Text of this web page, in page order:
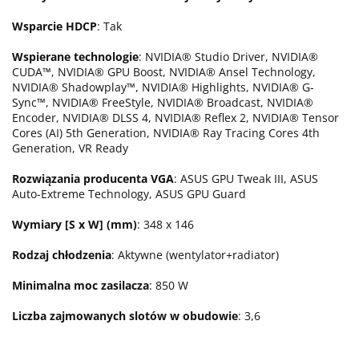
Wsparcie HDCP: Tak
Wspierane technologie: NVIDIA® Studio Driver, NVIDIA®
CUDA™, NVIDIA® GPU Boost, NVIDIA® Ansel Technology,
NVIDIA® Shadowplay™, NVIDIA® Highlights, NVIDIA® G-
Sync™, NVIDIA® FreeStyle, NVIDIA® Broadcast, NVIDIA®
Encoder, NVIDIA® DLSS 4, NVIDIA® Reflex 2, NVIDIA® Tensor
Cores (AI) 5th Generation, NVIDIA® Ray Tracing Cores 4th
Generation, VR Ready
Rozwiązania producenta VGA: ASUS GPU Tweak III, ASUS
Auto-Extreme Technology, ASUS GPU Guard
Wymiary [S x W] (mm): 348 x 146
Rodzaj chłodzenia: Aktywne (wentylator+radiator)
Minimalna moc zasilacza: 850 W
Liczba zajmowanych slotów w obudowie: 3,6